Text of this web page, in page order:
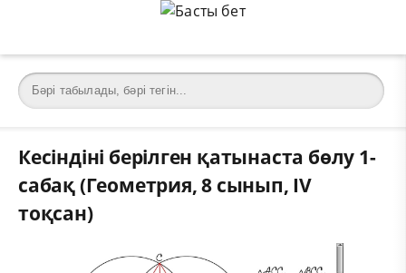
Кесіндіні берілген қатынаста бөлу 1-
сабақ (Геометрия, 8 сынып, IV
тоқсан)